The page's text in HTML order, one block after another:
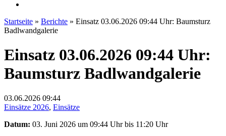
Startseite » Berichte » Einsatz 03.06.2026 09:44 Uhr: Baumsturz
Badlwandgalerie
Einsatz 03.06.2026 09:44 Uhr:
Baumsturz Badlwandgalerie
03.06.2026 09:44
Einsätze 2026, Einsätze
Datum: 03. Juni 2026 um 09:44 Uhr bis 11:20 Uhr